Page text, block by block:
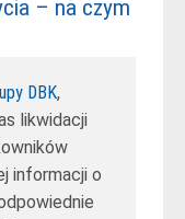
– na czym
DBK,
likwidacji
informacji o